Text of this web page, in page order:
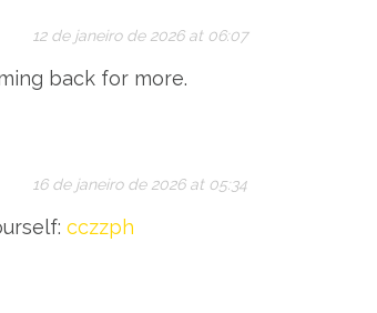
12 de janeiro de 2026 at 06:07
back for more.
16 de janeiro de 2026 at 05:34
cczzph